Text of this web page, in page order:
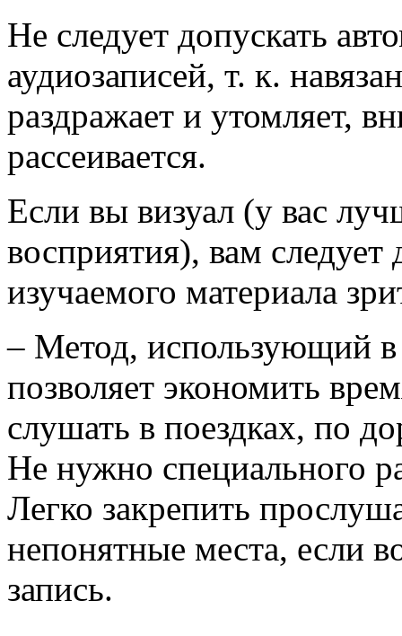
Не следует допускать
аудиозаписей, т. к.
раздражает и утомляет,
рассеивается.
Если вы визуал (у вас
восприятия), вам следует
изучаемого материала
– Метод, использующий в
позволяет экономить
слушать в поездках, по
Не нужно специального
Легко закрепить
непонятные места, если
запись.